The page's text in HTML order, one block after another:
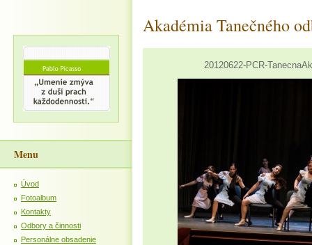
Akadémia Tanečného
20120622-PCR-
Menu
Úvod
Fotoalbum
Kontakty
Odbory a činnosti
Personálne obsadenie